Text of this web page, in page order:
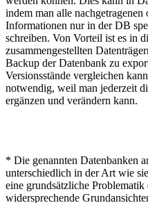
indem man alle
Informationen nur in der DB
schreiben. Von Vorteil ist es in
zusammengestellten
Backup der Datenbank zu
Versionsstände vergleichen
notwendig, weil man jederzeit
ergänzen und verändern kann.
* Die genannten Datenbanken
unterschiedlich in der Art wie
eine grundsätzliche
widersprechende